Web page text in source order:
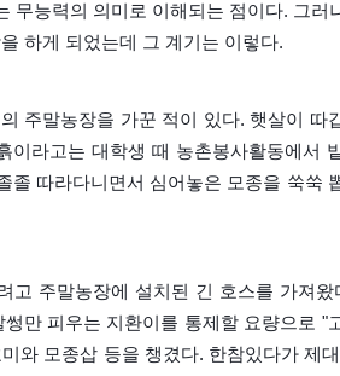
무능력의 의미로 이해되는 점이다. 그러
하게 되었는데 그 계기는 이렇다.
주말농장을 가꾼 적이 있다. 햇살이 따
라고는 대학생 때 농촌봉사활동에서
따라다니면서 심어놓은 모종을 쑥쑥
주말농장에 설치된 긴 호스를 가져왔
만 피우는 지환이를 통제할 요량으로 "
와 모종삽 등을 챙겼다. 한참있다가 제